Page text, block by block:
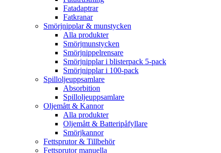
Fatadaptrar
Fatkranar
Smörjnipplar & munstycken
Alla produkter
Smörjmunstycken
Smörjnippelrensare
Smörjnipplar i blisterpack 5-pack
Smörjnipplar i 100-pack
Spilloljeuppsamlare
Absorbition
Spilloljeuppsamlare
Oljemått & Kannor
Alla produkter
Oljemått & Batteripåfyllare
Smörjkannor
Fettsprutor & Tillbehör
Fettsprutor manuella